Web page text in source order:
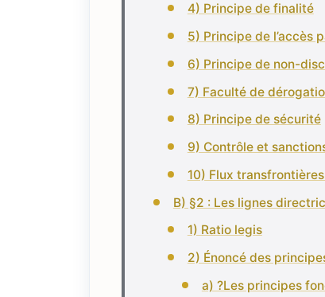
4) Principe de finalité
5) Principe de l’accès
6) Principe de non-
7) Faculté de
8) Principe de sécurité
9) Contrôle et
10) Flux
B) §2 : Les lignes
1) Ratio legis
2) Énoncé des
a) ?Les principes